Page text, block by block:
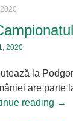
2020
la
are parte
reading →